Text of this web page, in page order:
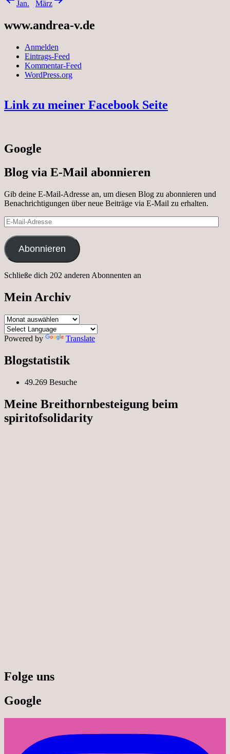
Jan.
März
www.andrea-v.de
Anmelden
Eintrags-Feed
Kommentar-Feed
WordPress.org
Link zu meiner Facebook Seite
Google
Blog via E-Mail abonnieren
Gib deine E-Mail-Adresse an, um diesen Blog zu abonnieren und
Benachrichtigungen über neue Beiträge via E-Mail zu erhalten.
E-
Mail-
Adresse
Abonnieren
Schließe dich 202 anderen Abonnenten an
Mein Archiv
Mein
Archiv
Powered by
Translate
Blogstatistik
49.269 Besuche
Meine Breithornbesteigung beim
spiritofsolidarity
Folge uns
Google